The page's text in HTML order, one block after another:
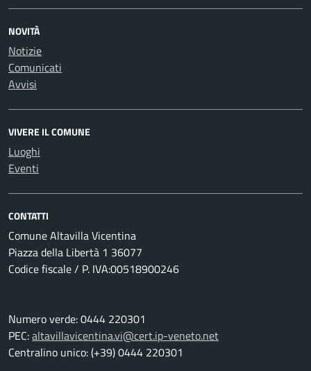
NOVITÀ
Notizie
Comunicati
Avvisi
VIVERE IL COMUNE
Luoghi
Eventi
CONTATTI
Comune Altavilla Vicentina
Piazza della Libertà 1 36077
Codice fiscale / P. IVA:00518900246
Numero verde: 0444 220301
PEC:altavillavicentina.vi@cert.ip-veneto.net
Centralino unico: (+39) 0444 220301